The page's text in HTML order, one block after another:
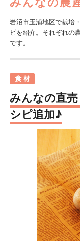
岩沼市玉浦地区で栽培
ピを紹介。それぞれの
です。
みんなの直
シピ追加♪